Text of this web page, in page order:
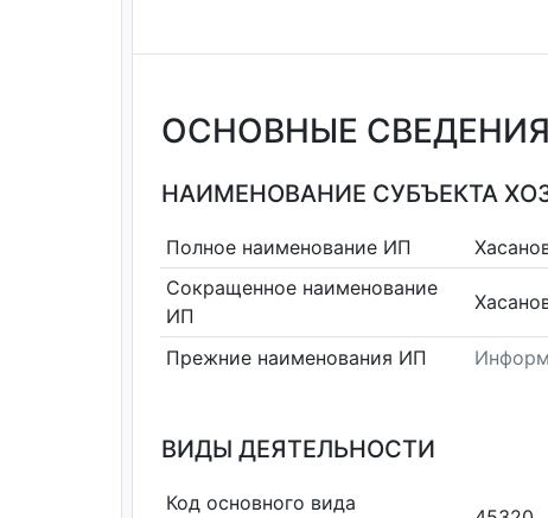
ОСНОВНЫЕ СВЕДЕНИЯ
НАИМЕНОВАНИЕ СУБЪЕКТА
Полное наименование ИП
Сокращенное наименование
ИП
Прежние наименования ИП
ВИДЫ ДЕЯТЕЛЬНОСТИ
Код основного вида